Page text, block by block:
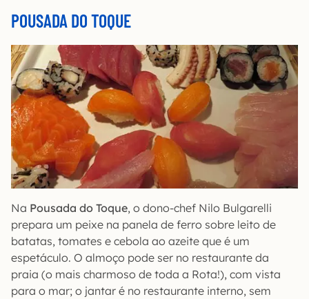
POUSADA DO TOQUE
Na Pousada do Toque, o dono-chef Nilo Bulgarelli
prepara um peixe na panela de ferro sobre leito de
batatas, tomates e cebola ao azeite que é um
espetáculo. O almoço pode ser no restaurante da
praia (o mais charmoso de toda a Rota!), com vista
para o mar; o jantar é no restaurante interno, sem